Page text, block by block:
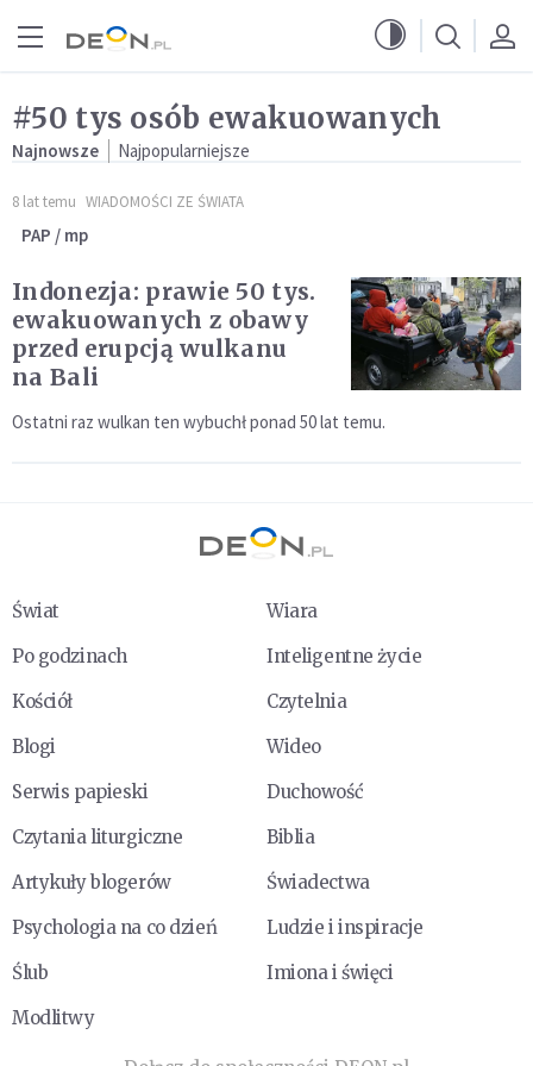
#50 tys osób ewakuowanych
Najnowsze Najpopularniejsze
8 lat temu WIADOMOŚCI ZE ŚWIATA
PAP / mp
Indonezja: prawie 50 tys.
ewakuowanych z obawy
przed erupcją wulkanu
na Bali
Ostatni raz wulkan ten wybuchł ponad 50 lat temu.
Świat
Wiara
Po godzinach
Inteligentne życie
Kościół
Czytelnia
Blogi
Wideo
Serwis papieski
Duchowość
Czytania liturgiczne
Biblia
Artykuły blogerów
Świadectwa
Psychologia na co dzień
Ludzie i inspiracje
Ślub
Imiona i święci
Modlitwy